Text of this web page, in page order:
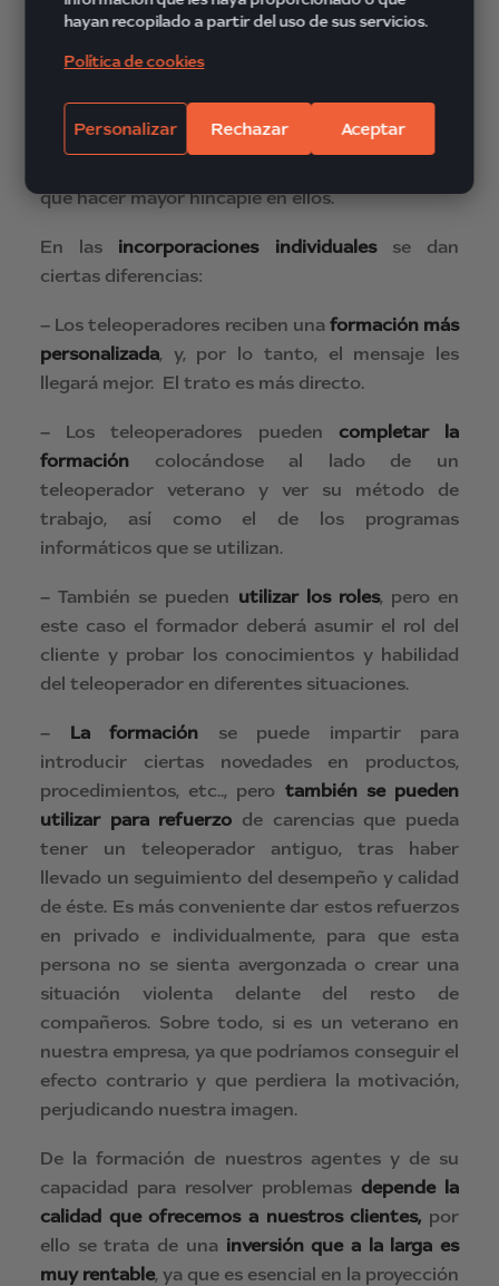
– Por último, dentro del apartado de
formaciones grupales
que haya que enseñarles un nuevo servicio, o la
modificación de algún protocolo o
que hacer mayor hincapié en ellos.
En las incorporaciones individualesse dan
ciertas diferencias:
– Los teleoperadores reciben una formación más
personalizada, y, por lo tanto, el mensaje les
llegará mejor. El trato es más directo.
– Los teleoperadores pueden completar la
formación colocándose al lado de un
teleoperador veterano y ver su método de
trabajo, así como el de los programas
informáticos que se utilizan.
– También se pueden utilizar los roles, pero en
este caso el formador deberá asumir el rol del
cliente y probar los conocimientos y habilidad
del teleoperador en diferentes situaciones.
– La formación se puede impartir para
introducir ciertas novedades en productos,
procedimientos, etc.., pero también se pueden
utilizar para refuerzo de carencias que pueda
tener un teleoperador antiguo, tras haber
llevado un seguimiento del desempeño y calidad
de éste. Es más conveniente dar estos refuerzos
en privado e individualmente, para que esta
persona no se sienta avergonzada o crear una
situación violenta delante del resto de
compañeros. Sobre todo, si es un veterano en
nuestra empresa, ya que podríamos conseguir el
efecto contrario y que perdiera la motivación,
perjudicando nuestra imagen.
De la formación de nuestros agentes y de su
capacidad para resolver problemas depende la
calidad que ofrecemos a nuestros clientes, por
ello se trata de una inversión que a la larga es
muy rentable, ya que es esencial en la proyección
hayan recopilado a partir del uso de sus servicios.
Política de cookies
Personalizar Rechazar Aceptar